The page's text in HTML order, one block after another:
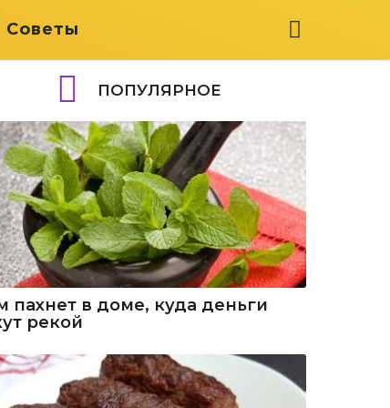
Советы
ПОПУЛЯРНОЕ
пахнет в доме, куда деньги
рекой